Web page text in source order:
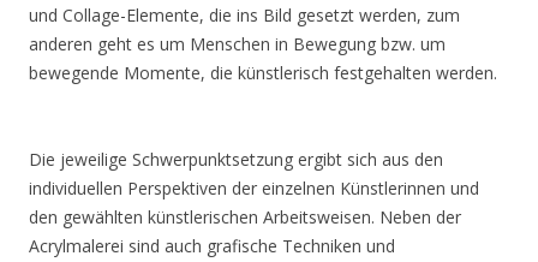
und Collage-Elemente, die ins Bild gesetzt werden, zum
anderen geht es um Menschen in Bewegung bzw. um
bewegende Momente, die künstlerisch festgehalten werden.
Die jeweilige Schwerpunktsetzung ergibt sich aus den
individuellen Perspektiven der einzelnen Künstlerinnen und
den gewählten künstlerischen Arbeitsweisen. Neben der
Acrylmalerei sind auch grafische Techniken und